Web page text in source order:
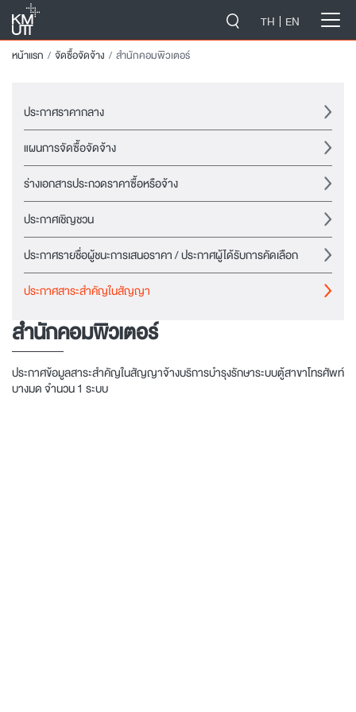
TH EN
หน้าแรก จัดซื้อจัดจ้าง สำนักคอมพิวเตอร์
ประกาศราคากลาง
แผนการจัดซื้อจัดจ้าง
ร่างเอกสารประกวดราคาซื้อหรือจ้าง
ประกาศเชิญชวน
ประกาศรายชื่อผู้ชนะการเสนอราคา / ประกาศผู้ได้รับการคัดเลือก
ประกาศสาระสำคัญในสัญญา
สำนักคอมพิวเตอร์
ประกาศข้อมูลสาระสำคัญในสัญญาจ้างบริการบำรุงรักษาระบบตู้สาขาโทรศัพท์
บางมด จำนวน 1 ระบบ